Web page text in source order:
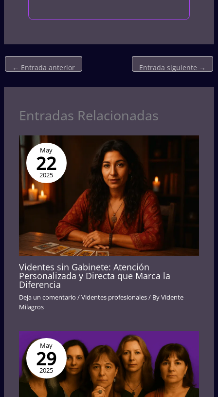
← Entrada anterior Entrada siguiente →
Entradas Relacionadas
May
22
2025
Videntes sin Gabinete: Atención
Personalizada y Directa que Marca la
Diferencia
Deja un comentario /Videntes profesionales/ ByVidente
Milagros
May
29
2025